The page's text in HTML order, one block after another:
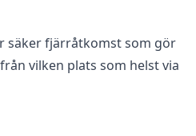
säker fjärråtkomst som gör
vilken plats som helst via